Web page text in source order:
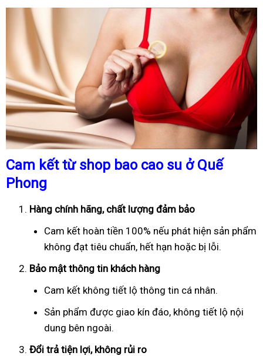
Cam kết từ shop bao cao su ở Quế
Phong
Hàng chính hãng, chất lượng đảm bảo
Cam kết hoàn tiền 100% nếu phát hiện sản phẩm
không đạt tiêu chuẩn, hết hạn hoặc bị lỗi.
Bảo mật thông tin khách hàng
Cam kết không tiết lộ thông tin cá nhân.
Sản phẩm được giao kín đáo, không tiết lộ nội
dung bên ngoài.
Đổi trả tiện lợi, không rủi ro